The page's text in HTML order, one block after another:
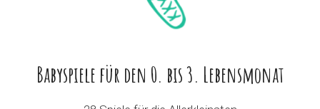
Babyspiele für den 0. bis 3. Lebensmonat